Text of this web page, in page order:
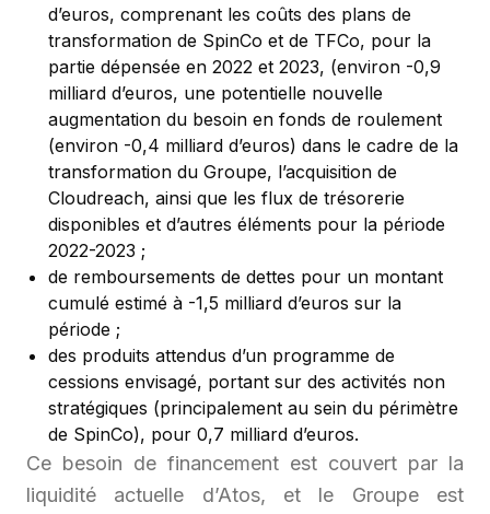
d’euros, comprenant les coûts des plans de
transformation de SpinCo et de TFCo, pour la
partie dépensée en 2022 et 2023, (environ -0,9
milliard d’euros, une potentielle nouvelle
augmentation du besoin en fonds de roulement
(environ -0,4 milliard d’euros) dans le cadre de la
transformation du Groupe, l’acquisition de
Cloudreach, ainsi que les flux de trésorerie
disponibles et d’autres éléments pour la période
2022-2023 ;
de remboursements de dettes pour un montant
cumulé estimé à -1,5 milliard d’euros sur la
période ;
des produits attendus d’un programme de
cessions envisagé, portant sur des activités non
stratégiques (principalement au sein du périmètre
de SpinCo), pour 0,7 milliard d’euros.
Ce besoin de financement est couvert par la
liquidité actuelle d’Atos, et le Groupe est